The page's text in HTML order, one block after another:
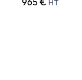
HT